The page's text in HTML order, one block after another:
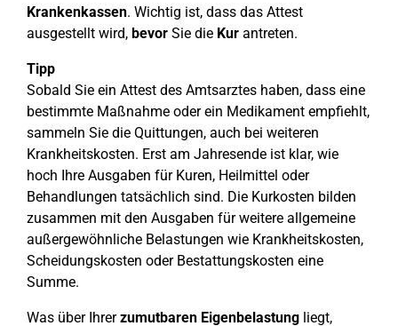
Krankenkassen. Wichtig ist, dass das Attest
ausgestellt wird, bevor Sie die Kur antreten.
Tipp
Sobald Sie ein Attest des Amtsarztes haben, dass eine
bestimmte Maßnahme oder ein Medikament empfiehlt,
sammeln Sie die Quittungen, auch bei weiteren
Krankheitskosten. Erst am Jahresende ist klar, wie
hoch Ihre Ausgaben für Kuren, Heilmittel oder
Behandlungen tatsächlich sind. Die Kurkosten bilden
zusammen mit den Ausgaben für weitere allgemeine
außergewöhnliche Belastungen wie Krankheitskosten,
Scheidungskosten oder Bestattungskosten eine
Summe.
Was über Ihrerzumutbaren Eigenbelastung liegt,